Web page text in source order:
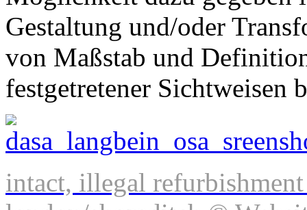
Gestaltung und/oder
von Maßstab und
festgetretener Sichtweisen
intact, illegal